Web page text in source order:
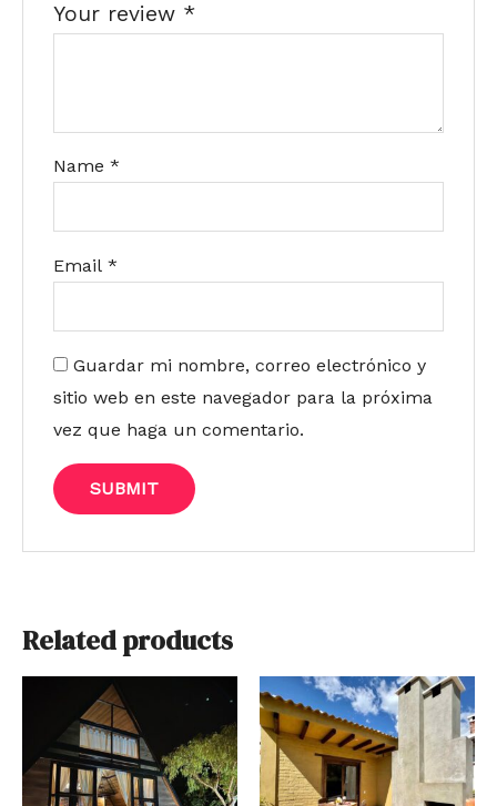
Your review *
Name *
Email *
Guardar mi nombre, correo electrónico y
sitio web en este navegador para la próxima
vez que haga un comentario.
Related products